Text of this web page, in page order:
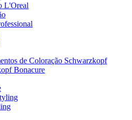
L'Oreal
de Coloração Schwarzkopf
Bonacure